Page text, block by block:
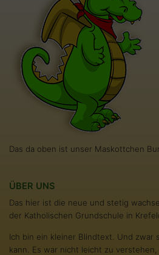
Das da oben ist unser Maskottchen
ÜBER UNS
Das hier ist die neue und stetig
der Katholischen Grundschule in
Ich bin ein kleiner Blindtext. Und zwar
kann. Es war nicht leicht zu